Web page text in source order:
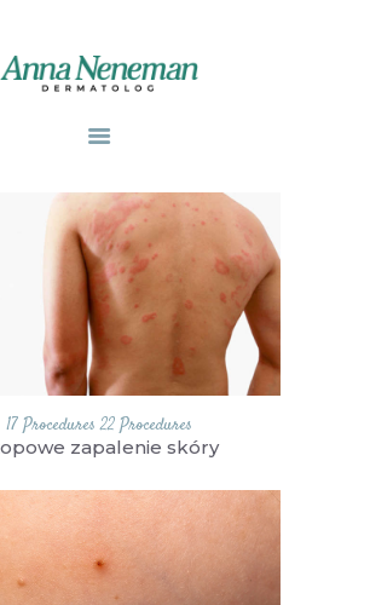
17 Procedures 22 Procedures
zapalenie skóry